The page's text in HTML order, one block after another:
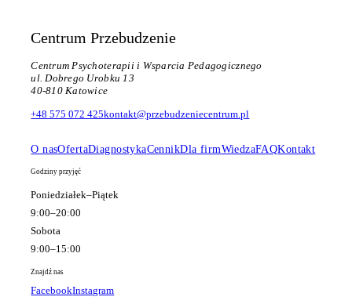
Centrum Przebudzenie
Centrum Psychoterapii i Wsparcia Pedagogicznego
ul. Dobrego Urobku 13
40-810 Katowice
+48 575 072 425kontakt@przebudzeniecentrum.pl
O nasOfertaDiagnostykaCennikDla firmWiedzaFAQKontakt
Godziny przyjęć
Poniedziałek–Piątek
9:00–20:00
Sobota
9:00–15:00
Znajdź nas
FacebookInstagram